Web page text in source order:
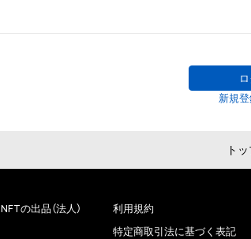
新規
ト
NFTの出品（法人）
利用規約
特定商取引法に基づく表記